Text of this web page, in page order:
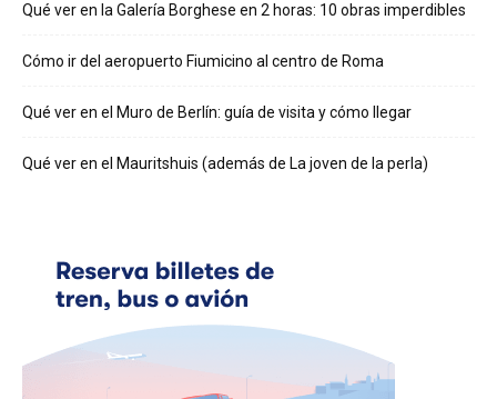
Qué ver en la Galería Borghese en 2 horas: 10 obras imperdibles
Cómo ir del aeropuerto Fiumicino al centro de Roma
Qué ver en el Muro de Berlín: guía de visita y cómo llegar
Qué ver en el Mauritshuis (además de La joven de la perla)